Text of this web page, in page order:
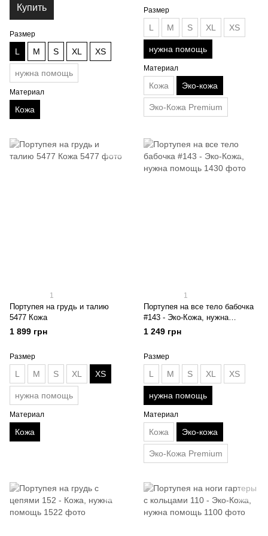
Купить
Размер
L M S XL XS
нужна помощь
Материал
Кожа
Размер
L M S XL XS
нужна помощь
Материал
Кожа Эко-кожа
Эко-Кожа Premium
1
Портупея на грудь и талию
5477 Кожа
1 899 грн
Размер
L M S XL XS
нужна помощь
Материал
Кожа
1
Портупея на все тело бабочка
#143 - Эко-Кожа, нужна
помощь
1 249 грн
Размер
L M S XL XS
нужна помощь
Материал
Кожа Эко-кожа
Эко-Кожа Premium